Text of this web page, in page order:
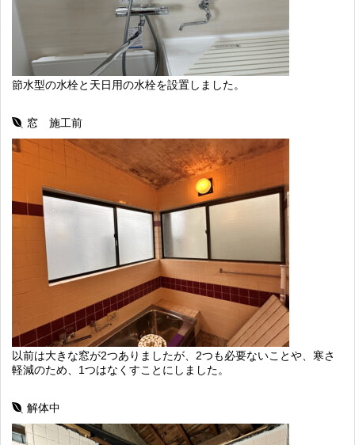
節水型の水栓と天日用の水栓を設置しました。
窓 施工前
以前は大きな窓が2つありましたが、2つも必要ないことや、寒さ
軽減のため、1つはなくすことにしました。
解体中